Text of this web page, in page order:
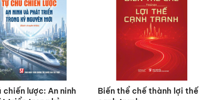
chiến lược: An ninh
Biến thể chế thành lợi thế